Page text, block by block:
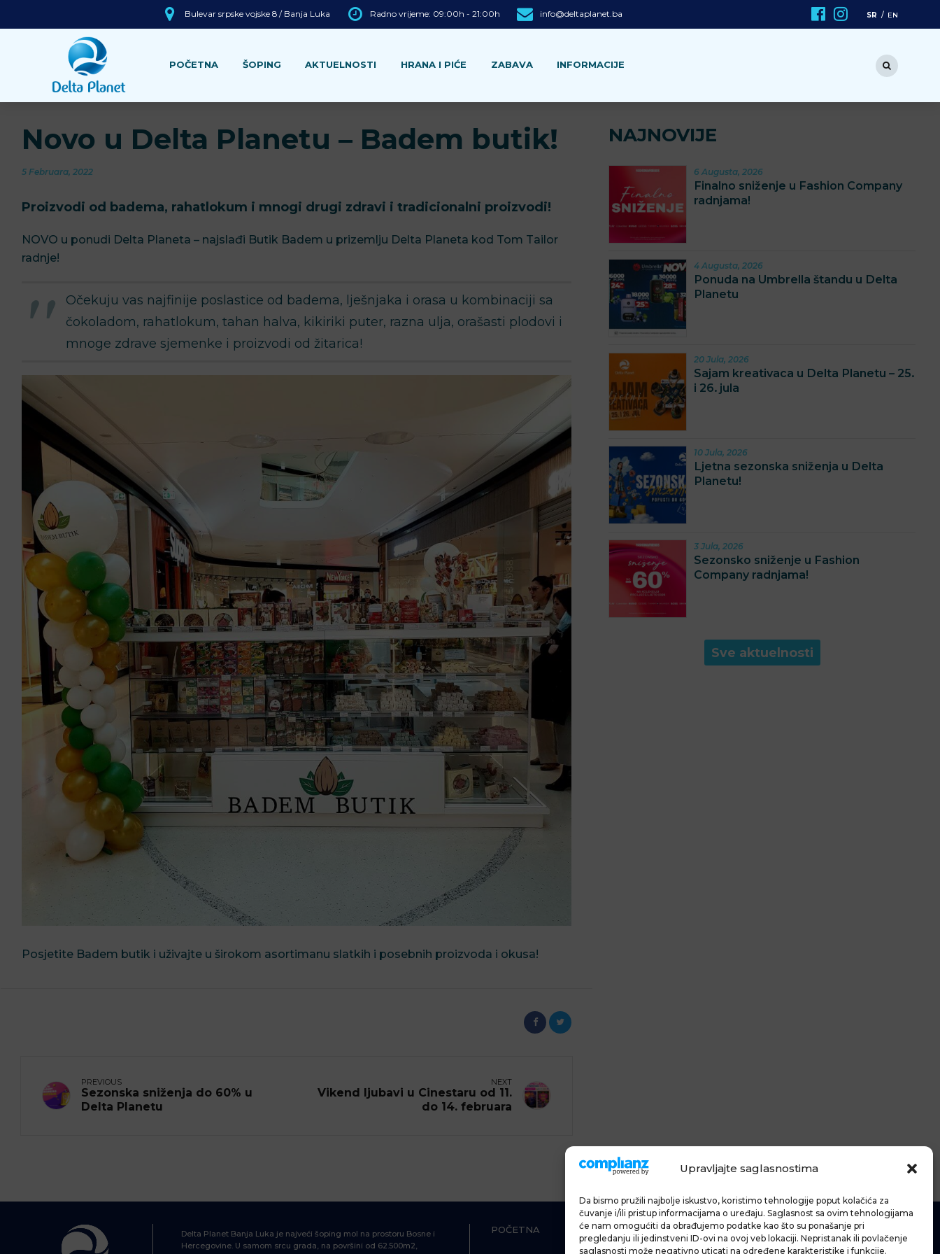
Upravljajte saglasnostima
Da bismo pružili najbolje iskustvo, koristimo tehnologije poput kolačića za
čuvanje i/ili pristup informacijama o uređaju. Saglasnost sa ovim tehnologijama
će nam omogućiti da obrađujemo podatke kao što su ponašanje pri
pregledanju ili jedinstveni ID-ovi na ovoj veb lokaciji. Nepristanak ili povlačenje
saglasnosti može negativno uticati na određene karakteristike i funkcije.
Bulevar srpske vojske 8 / Banja Luka Radno vrijeme: 09:00h - 21:00h info@deltaplanet.ba SR EN
POČETNA ŠOPING AKTUELNOSTI HRANA I PIĆE ZABAVA INFORMACIJE
Novo u Delta Planetu – Badem butik!
5 Februara, 2022
Proizvodi od badema, rahatlokum i mnogi drugi zdravi i tradicionalni proizvodi!
NOVO u ponudi Delta Planeta – najslađi Butik Badem u prizemlju Delta Planeta kod Tom Tailor
radnje!
Očekuju vas najfinije poslastice od badema, lješnjaka i orasa u kombinaciji sa
čokoladom, rahatlokum, tahan halva, kikiriki puter, razna ulja, orašasti plodovi i
mnoge zdrave sjemenke i proizvodi od žitarica!
Posjetite Badem butik i uživajte u širokom asortimanu slatkih i posebnih proizvoda i okusa!
PREVIOUS
Sezonska sniženja do 60% u
Delta Planetu
NEXT
Vikend ljubavi u Cinestaru od 11.
do 14. februara
NAJNOVIJE
6 Augusta, 2026
Finalno sniženje u Fashion Company
radnjama!
4 Augusta, 2026
Ponuda na Umbrella štandu u Delta
Planetu
20 Jula, 2026
Sajam kreativaca u Delta Planetu – 25.
i 26. jula
10 Jula, 2026
Ljetna sezonska sniženja u Delta
Planetu!
3 Jula, 2026
Sezonsko sniženje u Fashion
Company radnjama!
Sve aktuelnosti
Delta Planet Banja Luka je najveći šoping mol na prostoru Bosne i
Hercegovine. U samom srcu grada, na površini od 62.500m2,
POČETNA ŠOPING